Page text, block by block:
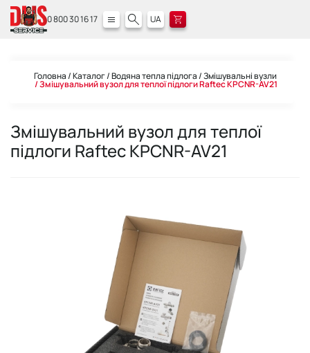
0 800 30 16 17 UA
Головна Каталог Водяна тепла підлога Змішувальні вузли
Змішувальний вузол для теплої підлоги Raftec KPCNR-AV21
Змішувальний вузол для теплої
підлоги Raftec KPCNR-AV21